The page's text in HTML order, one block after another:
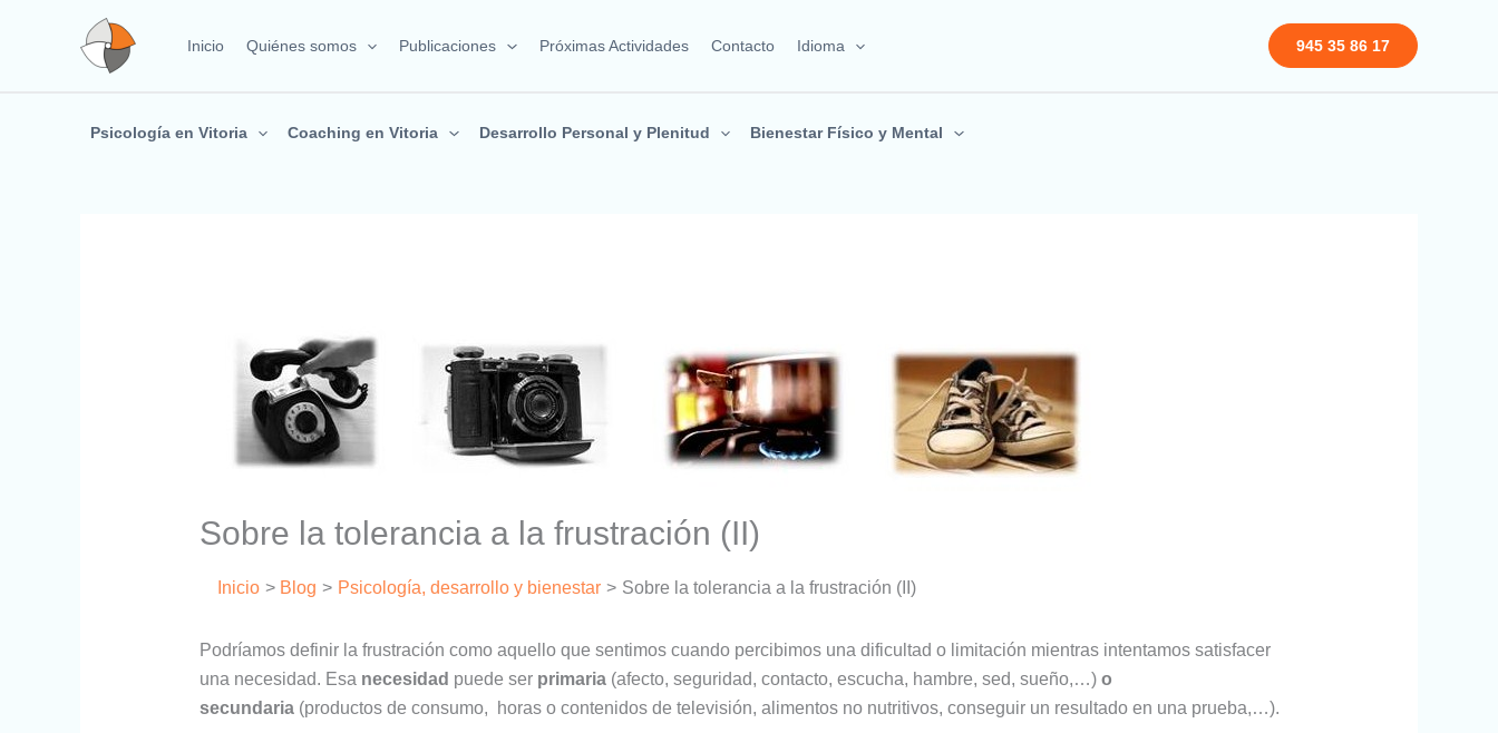
Inicio Quiénes somos Publicaciones Próximas Actividades Contacto Idioma 945 35 86 17
Psicología en Vitoria Coaching en Vitoria Desarrollo Personal y Plenitud Bienestar Físico y Mental
Sobre la tolerancia a la frustración (II)
Inicio Blog Psicología, desarrollo y bienestar Sobre la tolerancia a la frustración (II)
Podríamos definir la frustración como aquello que sentimos cuando percibimos una dificultad o limitación mientras intentamos satisfacer
una necesidad. Esa necesidad puede ser primaria(afecto, seguridad, contacto, escucha, hambre, sed, sueño,…) o
secundaria(productos de consumo, horas o contenidos de televisión, alimentos no nutritivos, conseguir un resultado en una prueba,…).